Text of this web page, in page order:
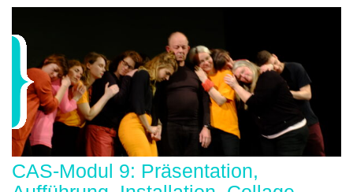
CAS-Modul 9: Präsentation,